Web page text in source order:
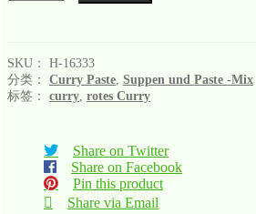
SKU： H-16333
分类： Curry Paste Suppen und Paste -Mix
标签： curry rotes Curry
Share on Twitter
Share on Facebook
Pin this product
Share via Email